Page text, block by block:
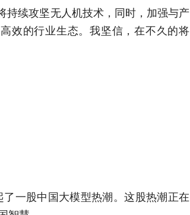
续攻坚无人机技术，同时，加强与产
效的行业生态。我坚信，在不久的将
一股中国大模型热潮。这股热潮正在